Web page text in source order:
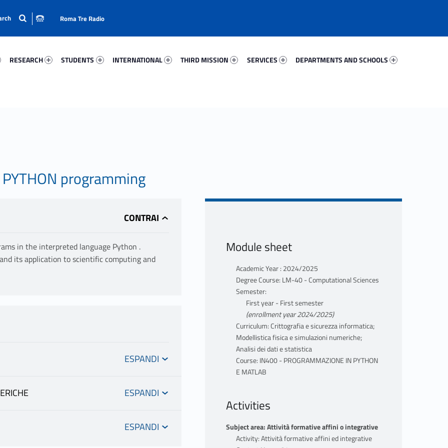
RESEARCH
STUDENTS
INTERNATIONAL
THIRD MISSION
SERVICES
DEPARTMENTS AND SCHOOLS
Roma Tre Radio
programming
in the interpreted language Python .
its application to scientific computing and
Module sheet
Academic Year : 2024/2025
Degree Course: LM-40 - Computational Sciences
Semester:
First year - First semester
(enrollment year 2024/2025)
Curriculum: Crittografia e sicurezza informatica;
Modellistica fisica e simulazioni numeriche;
Analisi dei dati e statistica
Course: IN400 - PROGRAMMAZIONE IN PYTHON
E MATLAB
Activities
Subject area: Attività formative affini o integrative
Activity: Attività formative affini ed integrative